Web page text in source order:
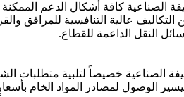
الصناعية كافة أشكال الدعم
التكاليف عالية التنافسية للمرافق
النقل الداعمة للقطاع.
الصناعية خصيصاً لتلبية متطلبات
الوصول لمصادر المواد الخام